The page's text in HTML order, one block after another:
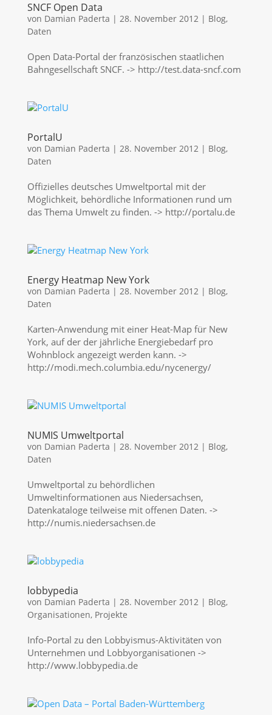
SNCF Open Data
von Damian Paderta | 28. November 2012| Blog,
Daten
Open Data-Portal der französischen staatlichen
Bahngesellschaft SNCF. -> http://test.data-sncf.com
PortalU
von Damian Paderta | 28. November 2012| Blog,
Daten
Offizielles deutsches Umweltportal mit der
Möglichkeit, behördliche Informationen rund um
das Thema Umwelt zu finden. -> http://portalu.de
Energy Heatmap New York
von Damian Paderta | 28. November 2012| Blog,
Daten
Karten-Anwendung mit einer Heat-Map für New
York, auf der der jährliche Energiebedarf pro
Wohnblock angezeigt werden kann. ->
http://modi.mech.columbia.edu/nycenergy/
NUMIS Umweltportal
von Damian Paderta | 28. November 2012| Blog,
Daten
Umweltportal zu behördlichen
Umweltinformationen aus Niedersachsen,
Datenkataloge teilweise mit offenen Daten. ->
http://numis.niedersachsen.de
lobbypedia
von Damian Paderta | 28. November 2012| Blog,
Organisationen, Projekte
Info-Portal zu den Lobbyismus-Aktivitäten von
Unternehmen und Lobbyorganisationen ->
http://www.lobbypedia.de